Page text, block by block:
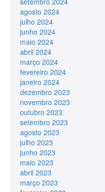
agosto 2024
julho 2024
junho 2024
maio 2024
abril 2024
março 2024
fevereiro 2024
janeiro 2024
dezembro 2023
novembro 2023
outubro 2023
setembro 2023
agosto 2023
julho 2023
junho 2023
maio 2023
abril 2023
março 2023